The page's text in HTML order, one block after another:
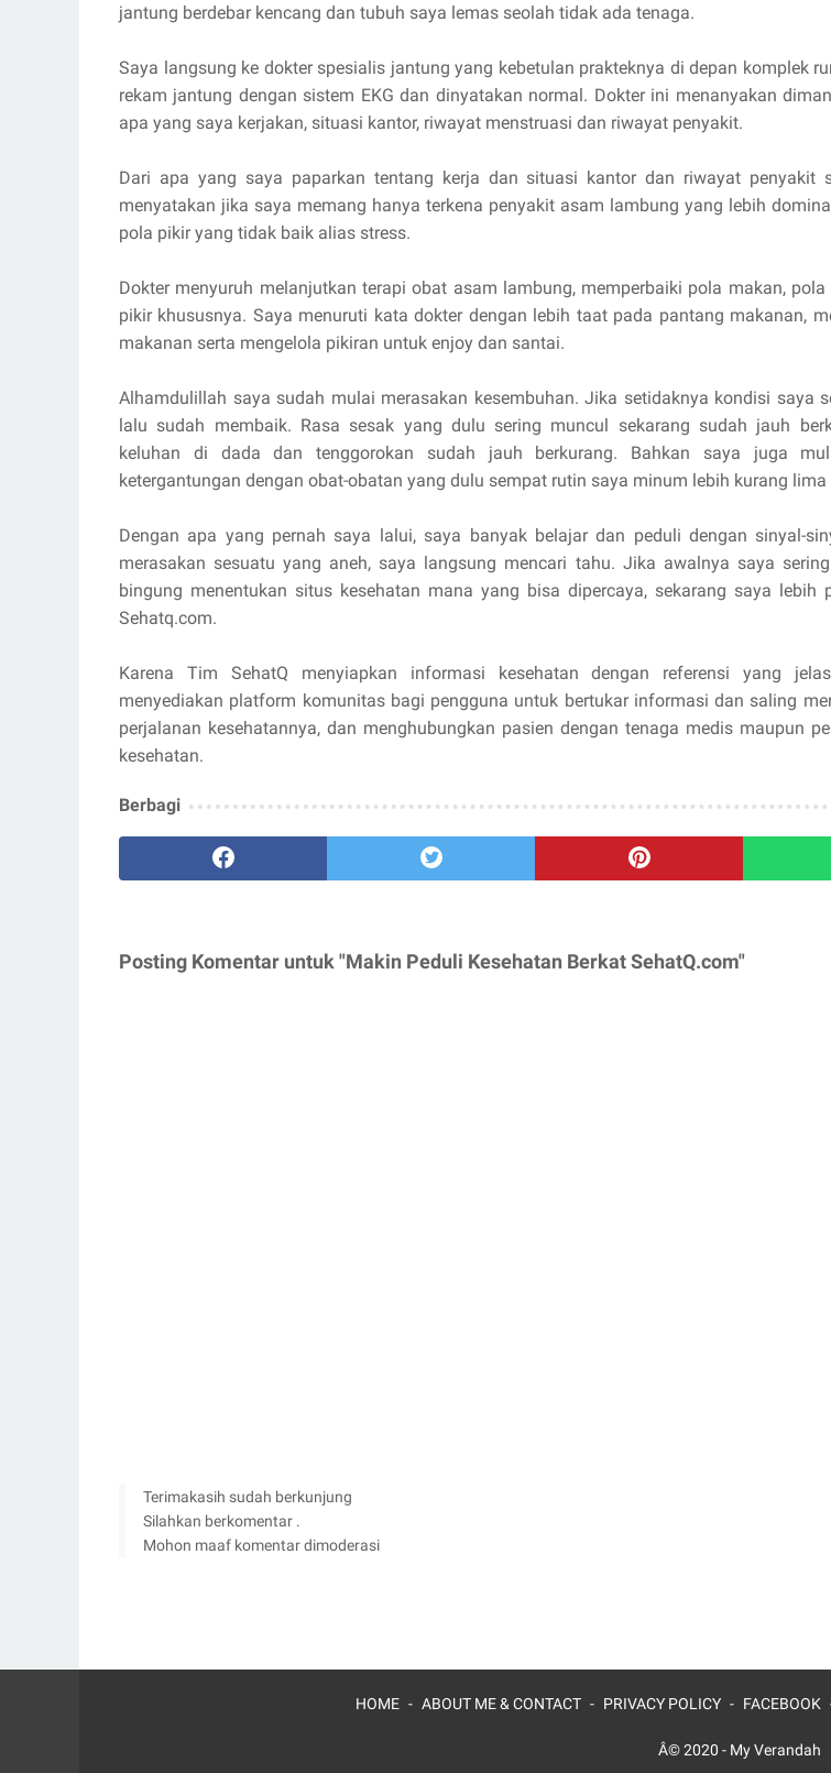
jantung berdebar kencang dan tubuh saya lemas seolah tidak ada tenaga.
Saya langsung ke dokter spesialis jantung yang kebetulan prakteknya di depan komplek
rekam jantung dengan sistem EKG dan dinyatakan normal. Dokter ini menanyakan
apa yang saya kerjakan, situasi kantor, riwayat menstruasi dan riwayat penyakit.
Dari apa yang saya paparkan tentang kerja dan situasi kantor dan riwayat penyakit
menyatakan jika saya memang hanya terkena penyakit asam lambung yang lebih
pola pikir yang tidak baik alias stress.
Dokter menyuruh melanjutkan terapi obat asam lambung, memperbaiki pola makan,
pikir khususnya. Saya menuruti kata dokter dengan lebih taat pada pantang makanan,
makanan serta mengelola pikiran untuk enjoy dan santai.
Alhamdulillah saya sudah mulai merasakan kesembuhan. Jika setidaknya kondisi saya
lalu sudah membaik. Rasa sesak yang dulu sering muncul sekarang sudah jauh
keluhan di dada dan tenggorokan sudah jauh berkurang. Bahkan saya juga
ketergantungan dengan obat-obatan yang dulu sempat rutin saya minum lebih kurang lima
Dengan apa yang pernah saya lalui, saya banyak belajar dan peduli dengan sinyal-
merasakan sesuatu yang aneh, saya langsung mencari tahu. Jika awalnya saya
bingung menentukan situs kesehatan mana yang bisa dipercaya, sekarang saya lebih
Sehatq.com.
Karena Tim SehatQ menyiapkan informasi kesehatan dengan referensi yang
menyediakan platform komunitas bagi pengguna untuk bertukar informasi dan saling
perjalanan kesehatannya, dan menghubungkan pasien dengan tenaga medis maupun
kesehatan.
Berbagi
Posting Komentar untuk "Makin Peduli Kesehatan Berkat SehatQ.com"
Terimakasih sudah berkunjung
Silahkan berkomentar .
Mohon maaf komentar dimoderasi
HOME ABOUT ME & CONTACT PRIVACY POLICY FACEBOOK
Â© 2020 - My Verandah